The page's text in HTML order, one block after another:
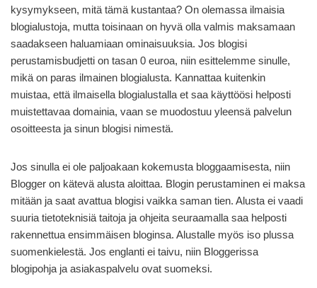
kysymykseen, mitä tämä kustantaa? On olemassa ilmaisia
blogialustoja, mutta toisinaan on hyvä olla valmis maksamaan
saadakseen haluamiaan ominaisuuksia. Jos blogisi
perustamisbudjetti on tasan 0 euroa, niin esittelemme sinulle,
mikä on paras ilmainen blogialusta. Kannattaa kuitenkin
muistaa, että ilmaisella blogialustalla et saa käyttöösi helposti
muistettavaa domainia, vaan se muodostuu yleensä palvelun
osoitteesta ja sinun blogisi nimestä.
Jos sinulla ei ole paljoakaan kokemusta bloggaamisesta, niin
Blogger on kätevä alusta aloittaa. Blogin perustaminen ei maksa
mitään ja saat avattua blogisi vaikka saman tien. Alusta ei vaadi
suuria tietoteknisiä taitoja ja ohjeita seuraamalla saa helposti
rakennettua ensimmäisen bloginsa. Alustalle myös iso plussa
suomenkielestä. Jos englanti ei taivu, niin Bloggerissa
blogipohja ja asiakaspalvelu ovat suomeksi.